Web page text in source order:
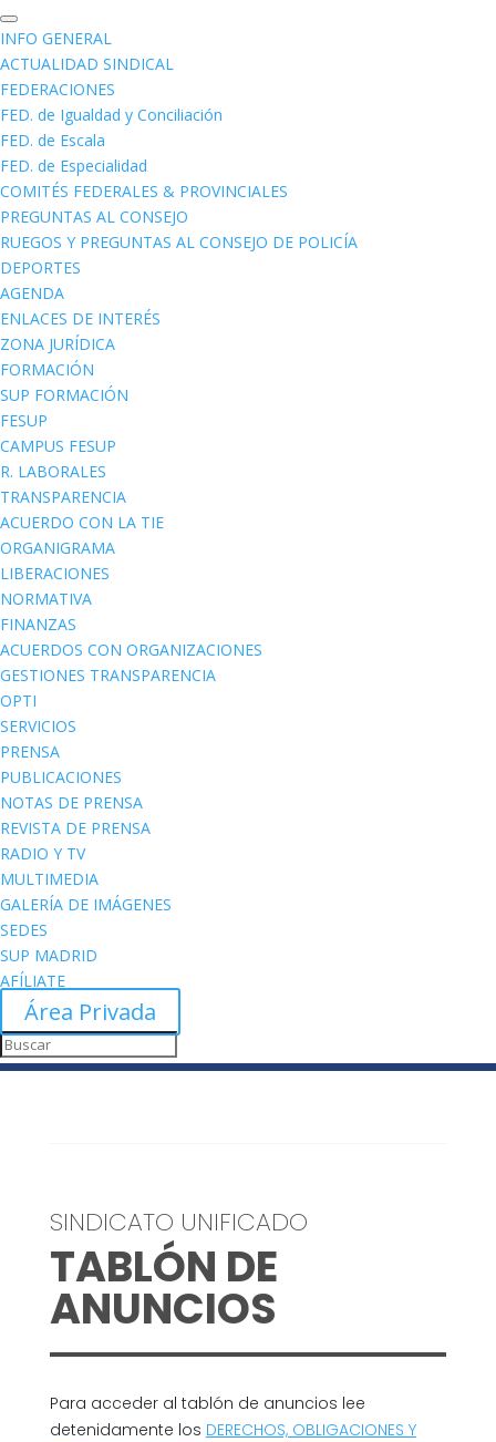
INFO GENERAL
ACTUALIDAD SINDICAL
FEDERACIONES
FED. de Igualdad y Conciliación
FED. de Escala
FED. de Especialidad
COMITÉS FEDERALES & PROVINCIALES
PREGUNTAS AL CONSEJO
RUEGOS Y PREGUNTAS AL CONSEJO DE POLICÍA
DEPORTES
AGENDA
ENLACES DE INTERÉS
ZONA JURÍDICA
FORMACIÓN
SUP FORMACIÓN
FESUP
CAMPUS FESUP
R. LABORALES
TRANSPARENCIA
ACUERDO CON LA TIE
ORGANIGRAMA
LIBERACIONES
NORMATIVA
FINANZAS
ACUERDOS CON ORGANIZACIONES
GESTIONES TRANSPARENCIA
OPTI
SERVICIOS
PRENSA
PUBLICACIONES
NOTAS DE PRENSA
REVISTA DE PRENSA
RADIO Y TV
MULTIMEDIA
GALERÍA DE IMÁGENES
SEDES
SUP MADRID
AFÍLIATE
Área Privada
SINDICATO UNIFICADO
TABLÓN DE
ANUNCIOS
Para acceder al tablón de anuncios lee
detenidamente los DERECHOS, OBLIGACIONES Y